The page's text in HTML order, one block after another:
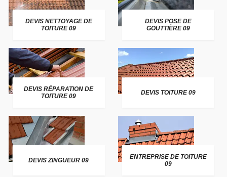
DEVIS NETTOYAGE DE
TOITURE 09
DEVIS POSE DE
GOUTTIÈRE 09
DEVIS RÉPARATION DE
TOITURE 09
DEVIS TOITURE 09
DEVIS ZINGUEUR 09
ENTREPRISE DE TOITURE
09